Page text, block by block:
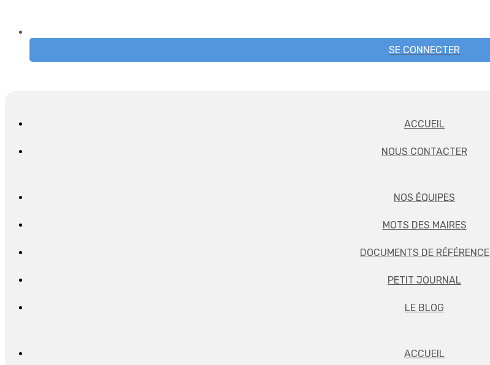
SE CONNECTER
ACCUEIL
NOUS CONTACTER
NOS ÉQUIPES
MOTS DES MAIRES
DOCUMENTS DE RÉFÉRENCE
PETIT JOURNAL
LE BLOG
ACCUEIL